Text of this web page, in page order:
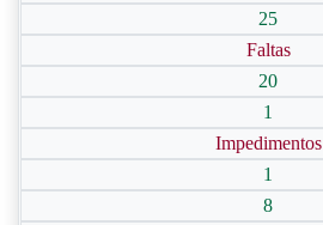
25
Faltas
20
1
Impedimentos
1
8